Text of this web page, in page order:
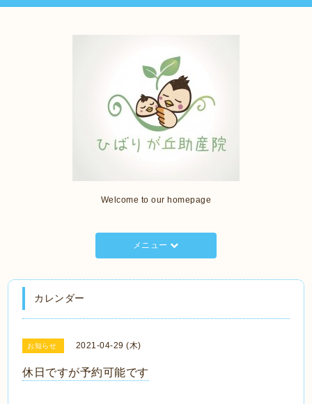
Welcome to our homepage
メニュー
カレンダー
お知らせ 2021-04-29 (木)
休日ですが予約可能です